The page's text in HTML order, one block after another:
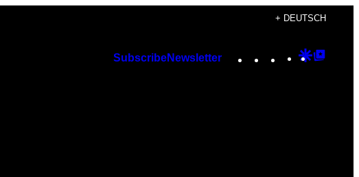
+ DEUTSCH
SubscribeNewsletter Instagram
TikTok
YouTube
Google